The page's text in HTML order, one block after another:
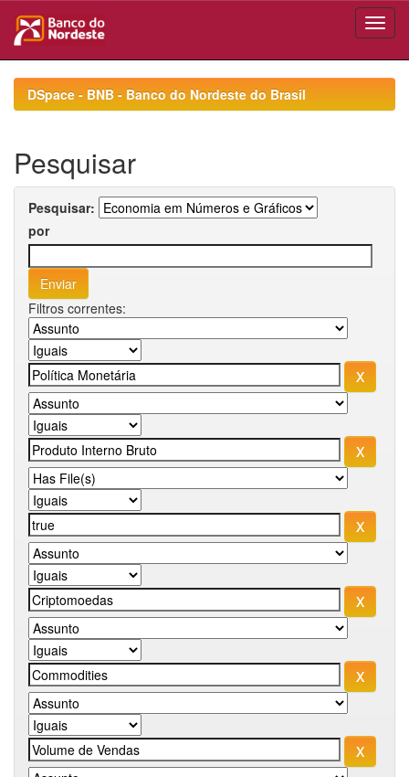
navigationDSpace - BNB - Banco do Nordeste do Brasil
Pesquisar
Pesquisar:
por
Filtros correntes: